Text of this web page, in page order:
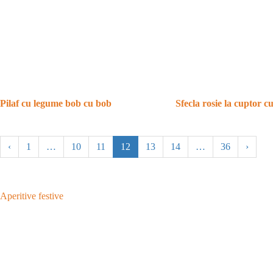
Pilaf cu legume bob cu bob Sfecla rosie la cuptor
‹ 1 … 10 11 12 13 14 … 36 ›
Aperitive festive